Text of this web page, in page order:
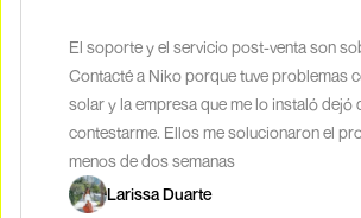
El soporte y el servicio post-venta son
Contacté a Niko porque tuve problemas
solar y la empresa que me lo instaló dejó
contestarme. Ellos me solucionaron el
menos de dos semanas
Larissa Duarte